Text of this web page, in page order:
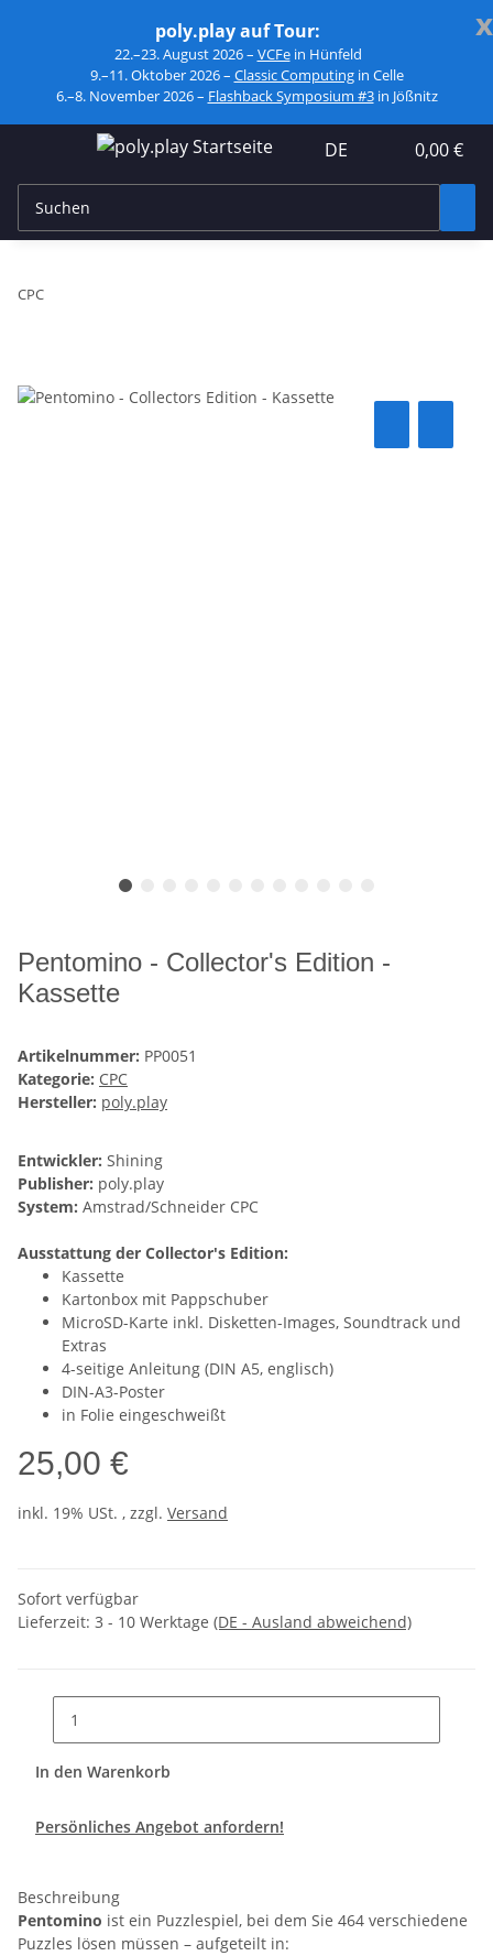
x
poly.play auf Tour:
22.–23. August 2026 – VCFein Hünfeld
9.–11. Oktober 2026 – Classic Computingin Celle
6.–8. November 2026 – Flashback Symposium #3in Jößnitz
DE 0,00 €
CPC
Pentomino - Collector's Edition -
Kassette
Artikelnummer: PP0051
Kategorie: CPC
Hersteller: poly.play
Entwickler: Shining
Publisher: poly.play
System: Amstrad/Schneider CPC
Ausstattung der Collector's Edition:
Kassette
Kartonbox mit Pappschuber
MicroSD-Karte inkl. Disketten-Images, Soundtrack und
Extras
4-seitige Anleitung (DIN A5, englisch)
DIN-A3-Poster
in Folie eingeschweißt
25,00 €
inkl. 19% USt. , zzgl. Versand
Sofort verfügbar
Lieferzeit: 3 - 10 Werktage (DE - Ausland abweichend)
In den Warenkorb
Persönliches Angebot anfordern!
Beschreibung
Pentomino ist ein Puzzlespiel, bei dem Sie 464 verschiedene
Puzzles lösen müssen – aufgeteilt in: